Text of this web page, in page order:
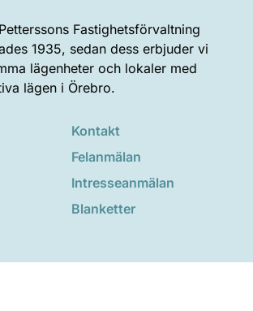
Fastighetsförvaltning
1935, sedan dess erbjuder vi
lägenheter och lokaler med
lägen i Örebro.
Kontakt
Felanmälan
Intresseanmälan
Blanketter